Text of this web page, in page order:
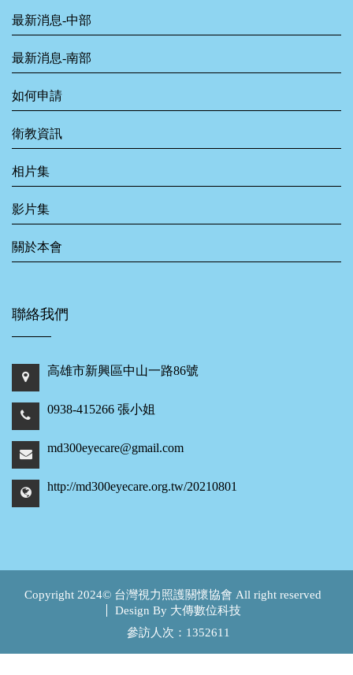
最新消息-中部
最新消息-南部
如何申請
衛教資訊
相片集
影片集
關於本會
聯絡我們
高雄市新興區中山一路86號
0938-415266 張小姐
md300eyecare@gmail.com
http://md300eyecare.org.tw/20210801
Copyright 2024© 台灣視力照護關懷協會 All right reserved
Design By 大傳數位科技
參訪人次：1352611